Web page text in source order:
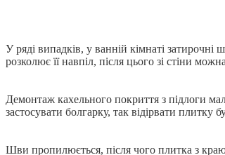
У ряді випадків, у ванній кімнаті
розколює її навпіл, після цього зі стіни
Демонтаж кахельного покриття з підлоги
застосувати болгарку, так відірвати плитку
Шви пропилюється, після чого плитка з краю